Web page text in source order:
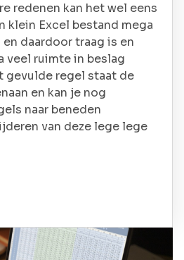
redenen kan het wel eens
klein Excel bestand mega
daardoor traag is en
veel ruimte in beslag
gevulde regel staat de
en kan je nog
naar beneden
van deze lege lege